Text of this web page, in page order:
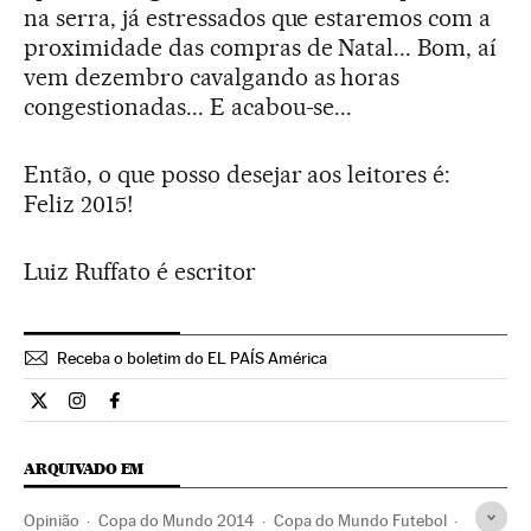
na serra, já estressados que estaremos com a
proximidade das compras de Natal... Bom, aí
vem dezembro cavalgando as horas
congestionadas... E acabou-se...
Então, o que posso desejar aos leitores é:
Feliz 2015!
Luiz Ruffato é escritor
Receba o boletim do EL PAÍS América
Opiniao El País Brasil en Twitter
Opiniao El País Brasil en Instagram
Opiniao El País Brasil en Facebook
ARQUIVADO EM
Opinião Copa do Mundo 2014 Copa do Mundo Futebol